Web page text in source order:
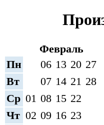
Февраль
Пн
06 13 20 27
Вт
07 14 21 28
Ср 01 08 15 22
Чт 02 09 16 23